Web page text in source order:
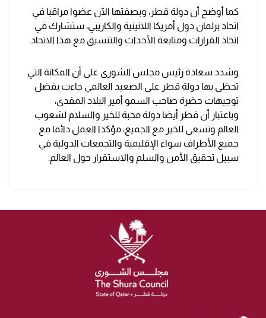
كما أوضح أن دولة قطر، وبصفتها الآن عضوا مراقبا في
اتحاد برلمان دول أمريكا اللاتينية والكاريبي، ستشارك في
اتخاذ القرارات ومتابعة الأحداث والتنسيق مع هذا الاتحاد.
وشدد سعادة رئيس مجلس الشورى على أن المكانة التي
تحظى بها دولة قطر على الصعيد العالمي جاءت بفضل
توجيهات حضرة صاحب السمو أمير البلاد المفدى،
وباعتبار أن قطر أيضا دولة محبة للخير والسلام لشعوب
العالم وتسعى للخير مع الجميع، مؤكدا العمل دائما مع
جميع الأطراف سواء الإقليمية والتجمعات الدولية في
سبيل تحقيق الأمن والسلم والاستقرار حول العالم.